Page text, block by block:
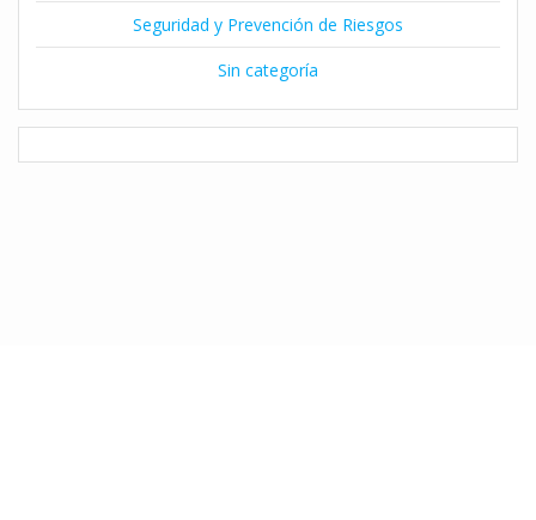
Seguridad y Prevención de Riesgos
Sin categoría